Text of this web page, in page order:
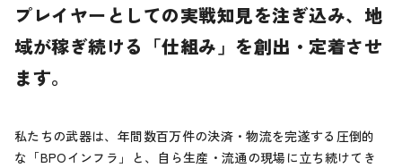
プレイヤーとしての実戦知見を注ぎ込み、 地
域が稼ぎ続ける「仕組み」を創出・定着させ
ます。
私たちの武器は、年間数百万件の決済・物流を完遂する圧倒的
な「BPOインフラ」と、自ら生産・流通の現場に立ち続けてき